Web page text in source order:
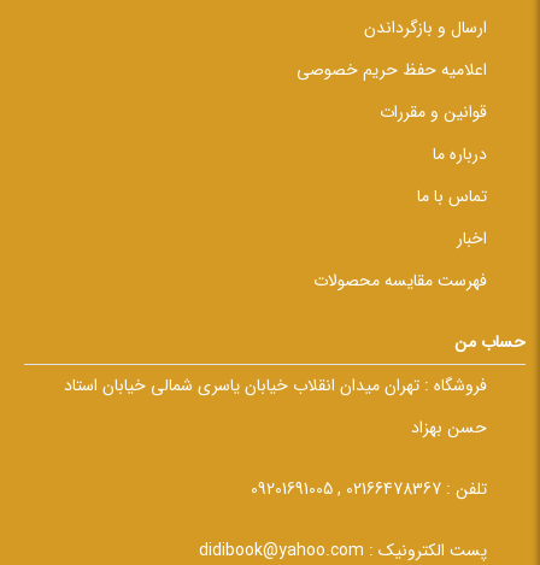
ارسال و بازگرداندن
اعلامیه حفظ حریم خصوصی
قوانین و مقررات
درباره ما
تماس با ما
اخبار
فهرست مقایسه محصولات
حساب من
فروشگاه : تهران میدان انقلاب خیابان یاسری شمالی خیابان استاد
حسن بهزاد
تلفن : 02166478367 , 09201691005
پست الکترونیک : didibook@yahoo.com